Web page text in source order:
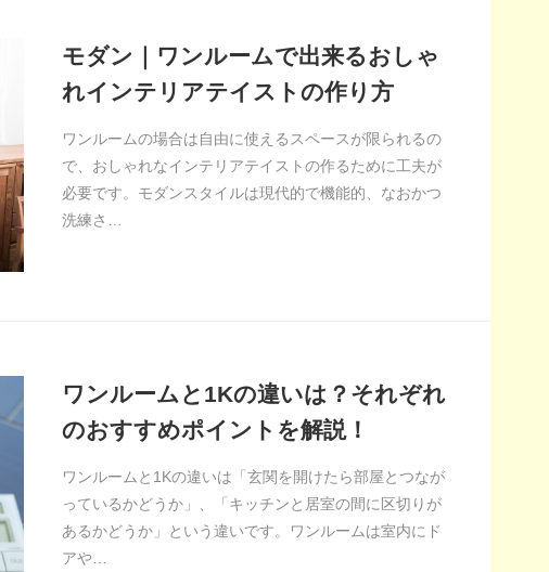
モダン｜ワンルームで出来るおしゃ
れインテリアテイストの作り方
ワンルームの場合は自由に使えるスペースが限られるの
で、おしゃれなインテリアテイストの作るために工夫が
必要です。モダンスタイルは現代的で機能的、なおかつ
洗練さ…
ワンルームと1Kの違いは？それぞれ
のおすすめポイントを解説！
ワンルームと1Kの違いは「玄関を開けたら部屋とつなが
っているかどうか」、「キッチンと居室の間に区切りが
あるかどうか」という違いです。ワンルームは室内にド
アや…